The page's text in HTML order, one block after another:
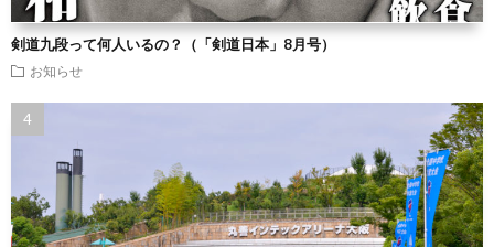
剣道九段って何人いるの？（「剣道日本」8月号）
お知らせ